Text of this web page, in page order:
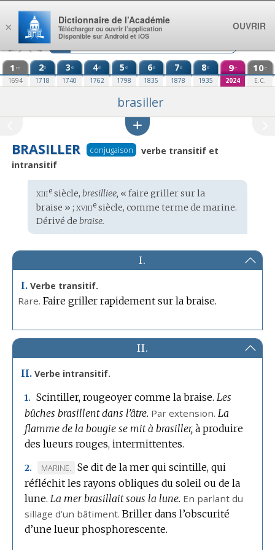
Aller au contenu
1 re
1694
2e
1718
3e
1740
4e
1762
5e
1798
6e
1835
7e
1878
8e
1935
9e
2024
10e
E.C.
brasiller
BRASILLER conjugaison
verbe transitif et
intransitif
Étymologie
:
xiiiesiècle, bresilliee, « faire griller sur la
braise » ; xviiiesiècle, comme terme de marine.
Dérivé de braise.
I.
I. Verbe transitif.
Rare. Faire griller rapidement sur la braise.
II.
II. Verbe intransitif.
1. Scintiller, rougeoyer comme la braise. Les
bûches brasillent dans l’âtre. Par extension. La
flamme de la bougie se mit à brasiller, à produire
des lueurs rouges, intermittentes.
2.
MARQUE
DE
DOMAINE
:
MARINE.
Se dit de la mer qui scintille, qui
réfléchit les rayons obliques du soleil ou de la
lune. La mer brasillait sous la lune. En parlant du
sillage d’un bâtiment. Briller dans l’obscurité
d’une lueur phosphorescente.
×
Dictionnaire de l’Académie
Télécharger ou ouvrir l’application
Disponible sur Android et iOS
OUVRIR